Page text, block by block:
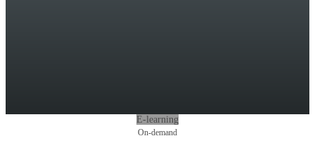
E-learning
On-demand